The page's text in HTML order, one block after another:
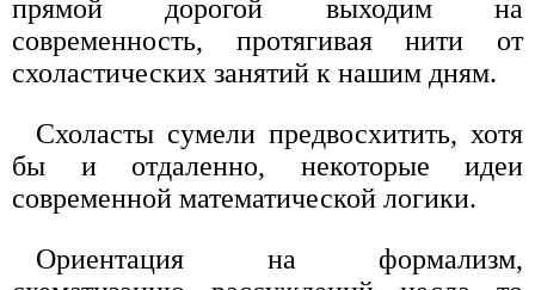
прямой дорогой выходим на
современность, протягивая нити от
схоластических занятий к нашим дням.
Схоласты сумели предвосхитить, хотя
бы и отдаленно, некоторые идеи
современной математической логики.
Ориентация на формализм,